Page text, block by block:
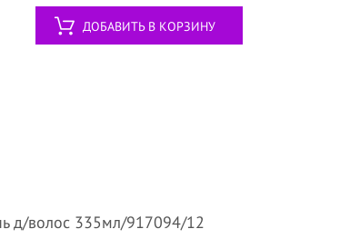
ДОБАВИТЬ В КОРЗИНУ
волос 335мл/917094/12